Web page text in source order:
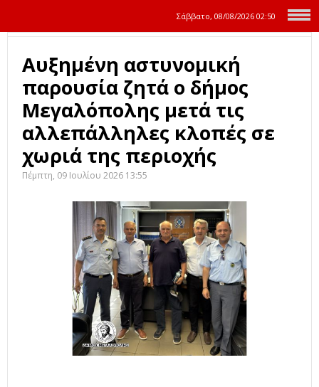
Σάββατο, 08/08/2026 02:50
Αυξημένη αστυνομική
παρουσία ζητά ο δήμος
Μεγαλόπολης μετά τις
αλλεπάλληλες κλοπές σε
χωριά της περιοχής
Πέμπτη, 09 Ιουλίου 2026 13:55